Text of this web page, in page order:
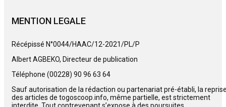
MENTION LEGALE
Récépissé N°0044/HAAC/12-2021/PL/P
Albert AGBEKO, Directeur de publication
Téléphone (00228) 90 96 63 64
Sauf autorisation de la rédaction ou partenariat pré-établi, la
des articles de togoscoop.info, même partielle, est strictement
interdite. Tout contrevenant s’expose à des poursuites.